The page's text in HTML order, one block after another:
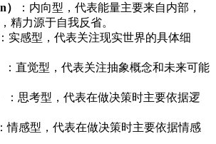
：内向型，代表能量主要来自内部，
精力源于自我反省。
：实感型，代表关注现实世界的具体细
：直觉型，代表关注抽象概念和未来可能
：思考型，代表在做决策时主要依据逻
：情感型，代表在做决策时主要依据情感